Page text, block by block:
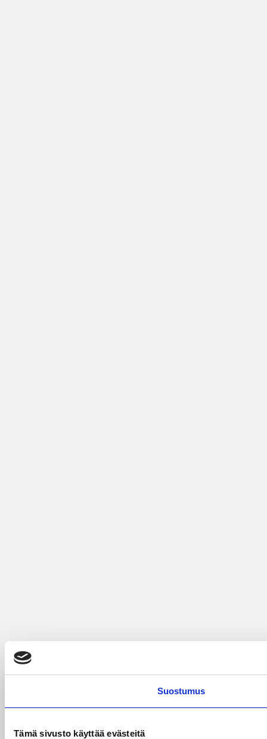
Suostumus
Tämä sivusto käyttää evästeitä